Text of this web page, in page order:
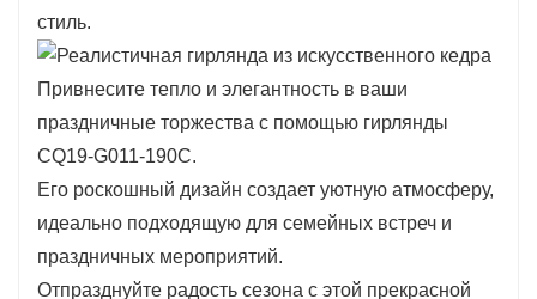
реалистичные листья, создающие пышный и
богатый вид.
Его насыщенные зеленые тона органично
сочетаются с различными стилями
оформления, что делает его универсальным
выбором для сезонных композиций.
Легкая конструкция обеспечивает удобство в
обращении и размещении, позволяя с
стиль.
Привнесите тепло и элегантность в ваши
праздничные торжества с помощью гирлянды
CQ19-G011-190C.
Его роскошный дизайн создает уютную атмосферу,
идеально подходящую для семейных встреч и
праздничных мероприятий.
Отпразднуйте радость сезона с этой прекрасной